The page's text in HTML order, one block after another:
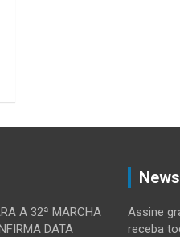
A 32ª MARCHA
DATA
Assine
receba